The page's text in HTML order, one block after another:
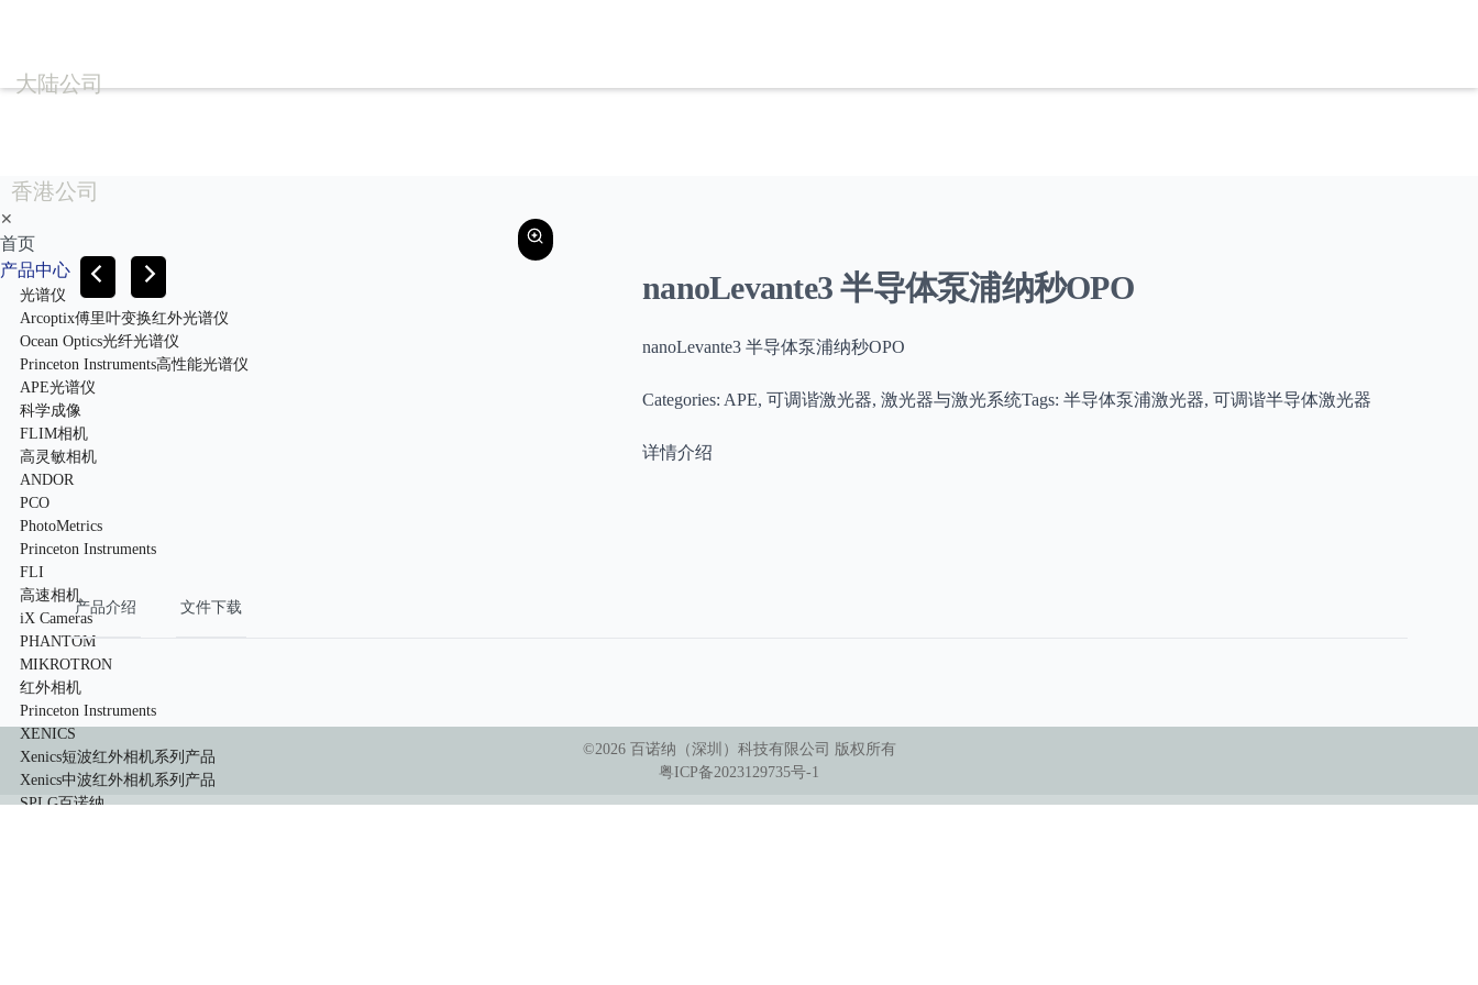
大陆公司
香港公司
✕
首页
产品中心
光谱仪
Arcoptix傅里叶变换红外光谱仪
Ocean Optics光纤光谱仪
Princeton Instruments高性能光谱仪
APE光谱仪
科学成像
FLIM相机
高灵敏相机
ANDOR
PCO
PhotoMetrics
Princeton Instruments
FLI
高速相机
iX Cameras
PHANTOM
MIKROTRON
红外相机
Princeton Instruments
XENICS
Xenics短波红外相机系列产品
Xenics中波红外相机系列产品
SPLG百诺纳
nanoLevante3 半导体泵浦纳秒OPO
nanoLevante3 半导体泵浦纳秒OPO
Categories: APE, 可调谐激光器, 激光器与激光系统Tags: 半导体泵浦激光器, 可调谐半导体激光器
详情介绍
产品介绍 文件下载
©2026 百诺纳（深圳）科技有限公司
版权所有
粤ICP备2023129735号-1